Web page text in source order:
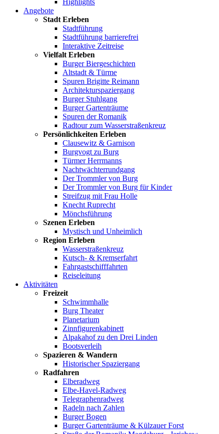
Highlights
Angebote
Stadt Erleben
Stadtführung
Stadtführung barrierefrei
Interaktive Zeitreise
Vielfalt Erleben
Burger Biergeschichten
Altstadt & Türme
Spuren Brigitte Reimann
Architekturspaziergang
Burger Stuhlgang
Burger Gartenträume
Spuren der Romanik
Radtour zum Wasserstraßenkreuz
Persönlichkeiten Erleben
Clausewitz & Garnison
Burgvogt zu Burg
Türmer Herrmanns
Nachtwächterrundgang
Der Trommler von Burg
Der Trommler von Burg für Kinder
Streifzug mit Frau Holle
Knecht Ruprecht
Mönchsführung
Szenen Erleben
Mystisch und Unheimlich
Region Erleben
Wasserstraßenkreuz
Kutsch- & Kremserfahrt
Fahrgastschifffahrten
Reiseleitung
Aktivitäten
Freizeit
Schwimmhalle
Burg Theater
Planetarium
Zinnfigurenkabinett
Alpakahof zu den Drei Linden
Bootsverleih
Spazieren & Wandern
Historischer Spaziergang
Radfahren
Elberadweg
Elbe-Havel-Radweg
Telegraphenradweg
Radeln nach Zahlen
Burger Bogen
Burger Gartenträume & Külzauer Forst